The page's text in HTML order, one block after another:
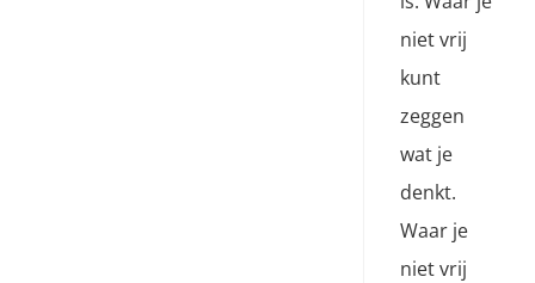
niet vrij
kunt
zeggen
wat je
denkt.
Waar je
niet vrij